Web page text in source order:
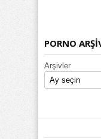
PORNO
Arşivler